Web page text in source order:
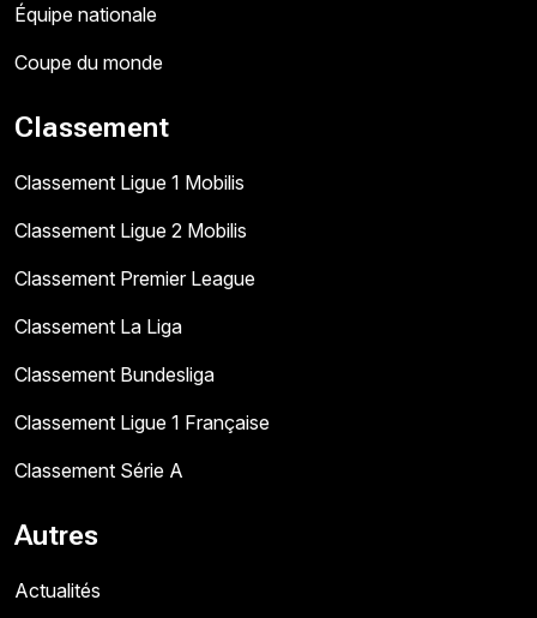
Équipe nationale
Coupe du monde
Classement
Classement Ligue 1 Mobilis
Classement Ligue 2 Mobilis
Classement Premier League
Classement La Liga
Classement Bundesliga
Classement Ligue 1 Française
Classement Série A
Autres
Actualités